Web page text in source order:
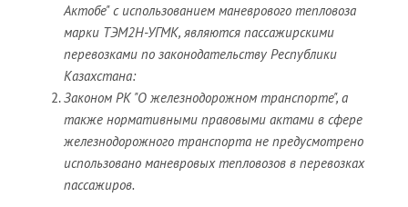
Актобе" с использованием маневрового тепловоза
марки ТЭМ2Н-УГМК, являются пассажирскими
перевозками по законодательству Республики
Казахстана:
Законом РК "О железнодорожном транспорте", а
также нормативными правовыми актами в сфере
железнодорожного транспорта не предусмотрено
использовано маневровых тепловозов в перевозках
пассажиров.